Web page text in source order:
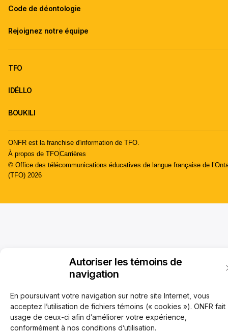
Autoriser les témoins de
navigation
En poursuivant votre navigation sur notre site Internet, vous
acceptez l’utilisation de fichiers témoins (« cookies »). ONFR fait
usage de ceux-ci afin d’améliorer votre expérience,
conformément à nos conditions d’utilisation.
Code de déontologie
Rejoignez notre équipe
TFO
IDÉLLO
BOUKILI
ONFR est la franchise d'information de TFO.
À propos de TFOCarrières
© Office des télécommunications éducatives de langue française de
(TFO) 2026